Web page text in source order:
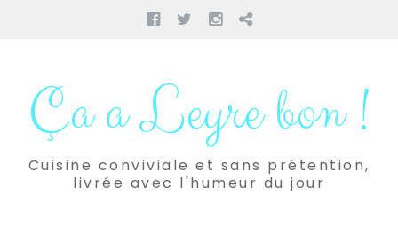
Facebook
TwitterInstagram
Pinterest
contenuÇa a Leyre bon !
Cuisine conviviale et sans prétention,
livrée avec l'humeur du jour